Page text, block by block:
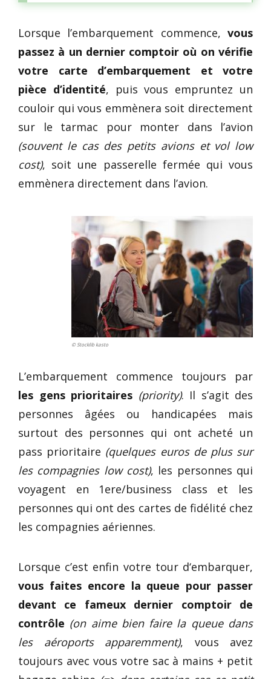
Lorsque l’embarquement commence, vous
passez à un dernier comptoir où on vérifie
votre carte d’embarquement et votre
pièce d’identité, puis vous empruntez un
couloir qui vous emmènera soit directement
sur le tarmac pour monter dans l’avion
(souvent le cas des petits avions et vol low
cost), soit une passerelle fermée qui vous
emmènera directement dans l’avion.
© Stocklib kasto
L’embarquement commence toujours par
les gens prioritaires (priority). Il s’agit des
personnes âgées ou handicapées mais
surtout des personnes qui ont acheté un
pass prioritaire (quelques euros de plus sur
les compagnies low cost), les personnes qui
voyagent en 1ere/business class et les
personnes qui ont des cartes de fidélité chez
les compagnies aériennes.
Lorsque c’est enfin votre tour d‘embarquer,
vous faites encore la queue pour passer
devant ce fameux dernier comptoir de
contrôle (on aime bien faire la queue dans
les aéroports apparemment), vous avez
toujours avec vous votre sac à mains + petit